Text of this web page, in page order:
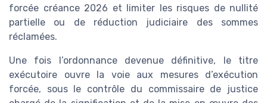
forcée créance 2026 et limiter les risques de nullité
partielle ou de réduction judiciaire des sommes
réclamées.
Une fois l’ordonnance devenue définitive, le titre
exécutoire ouvre la voie aux mesures d’exécution
forcée, sous le contrôle du commissaire de justice